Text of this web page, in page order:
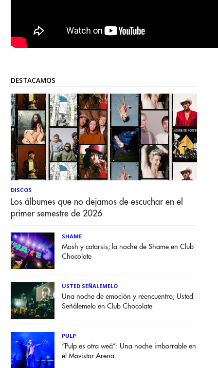
DESTACAMOS
DISCOS
Los álbumes que no dejamos de escuchar en el
primer semestre de 2026
SHAME
Mosh y catarsis; la noche de Shame en Club
Chocolate
USTED SEÑALEMELO
Una noche de emoción y reencuentro; Usted
Señálemelo en Club Chocolate
PULP
“Pulp es otra weá”: Una noche imborrable en
el Movistar Arena